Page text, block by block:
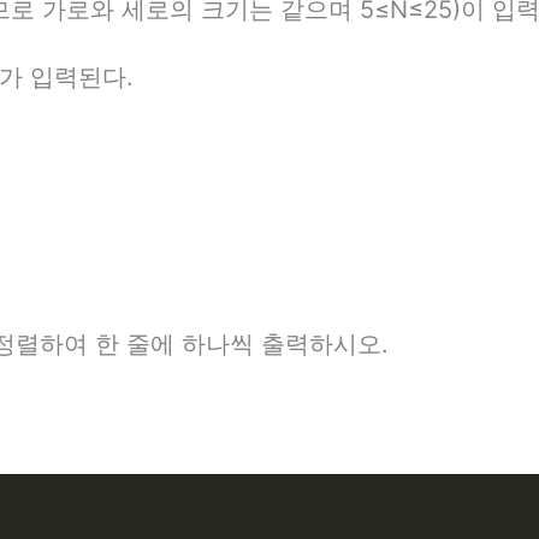
가로와 세로의 크기는 같으며 5≤N≤25)이 입
입력된다.
렬하여 한 줄에 하나씩 출력하시오.